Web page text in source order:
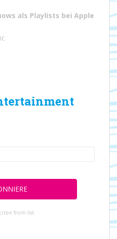
als Playlists bei Apple
from list